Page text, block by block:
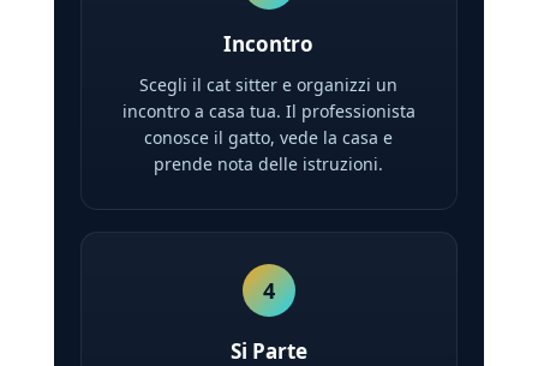
Incontro
Scegli il cat sitter e organizzi un
incontro a casa tua. Il professionista
conosce il gatto, vede la casa e
prende nota delle istruzioni.
4
Si Parte